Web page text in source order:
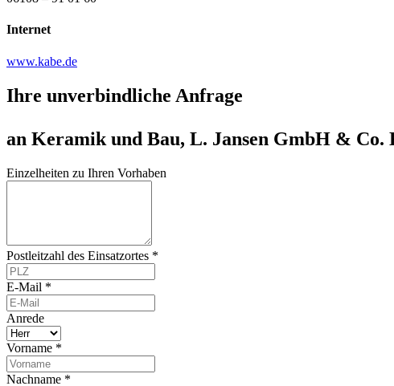
Internet
www.kabe.de
Ihre unverbindliche Anfrage
an Keramik und Bau, L. Jansen GmbH & Co.
Einzelheiten zu Ihren Vorhaben
Postleitzahl des Einsatzortes *
E-Mail *
Anrede
Vorname *
Nachname *